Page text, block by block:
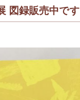
図録販売中です